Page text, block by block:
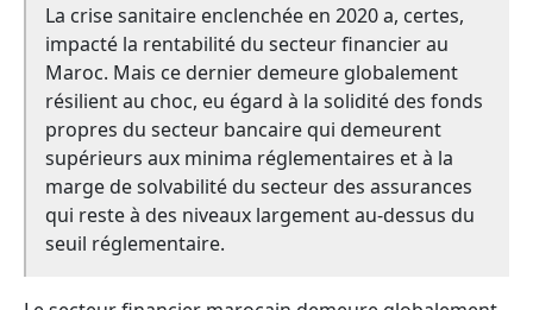
La crise sanitaire enclenchée en 2020 a, certes,
impacté la rentabilité du secteur financier au
Maroc. Mais ce dernier demeure globalement
résilient au choc, eu égard à la solidité des fonds
propres du secteur bancaire qui demeurent
supérieurs aux minima réglementaires et à la
marge de solvabilité du secteur des assurances
qui reste à des niveaux largement au-dessus du
seuil réglementaire.